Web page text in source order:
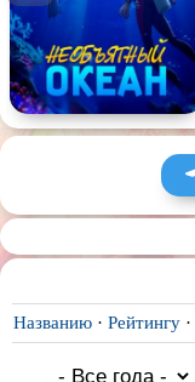
Названию· Рейтингу·